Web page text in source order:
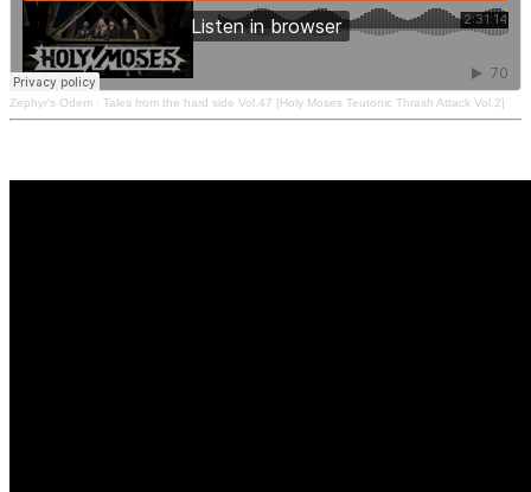
Zephyr's Odem · Tales from the hard side Vol.47 [Holy Moses Teutonic Thrash Attack Vol.2]